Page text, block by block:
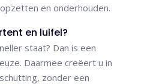
en onderhouden.
en luifel?
staat? Dan is een
Daarmee creëert u in
zonder een